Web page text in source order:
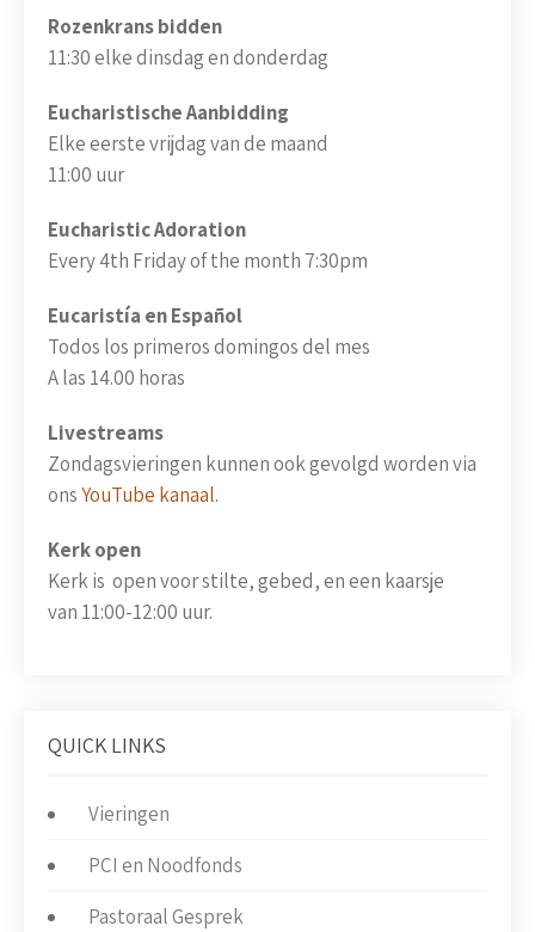
Rozenkrans bidden
11:30 elke dinsdag en donderdag
Eucharistische Aanbidding
Elke eerste vrijdag van de maand
11:00 uur
Eucharistic Adoration
Every 4th Friday of the month 7:30pm
Eucaristía en Español
Todos los primeros domingos del mes
A las 14.00 horas
Livestreams
Zondagsvieringen kunnen ook gevolgd worden via
onsYouTube kanaal.
Kerk open
Kerk is open voor stilte, gebed, en een kaarsje
van 11:00-12:00 uur.
QUICK LINKS
Vieringen
PCI en Noodfonds
Pastoraal Gesprek